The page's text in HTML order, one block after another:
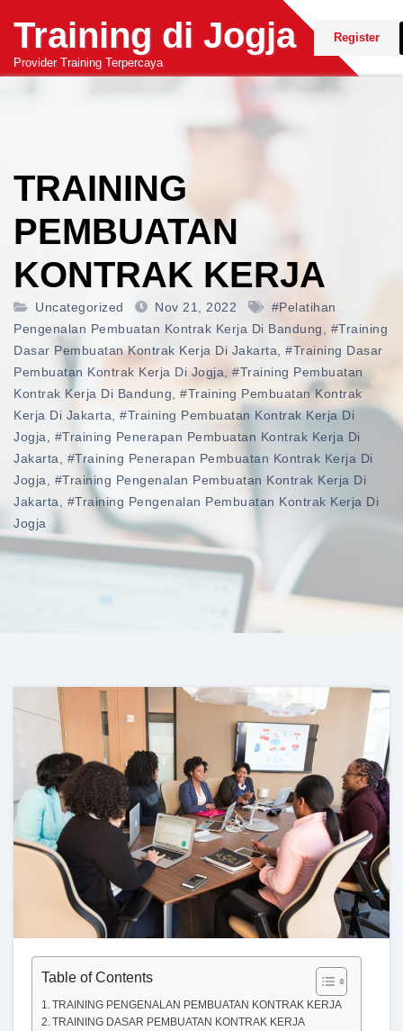
content
Training di Jogja
Provider Training Terpercaya
Register
TRAINING
PEMBUATAN
KONTRAK KERJA
Uncategorized Nov 21, 2022
#pelatihan
Pengenalan Pembuatan Kontrak Kerja Di Bandung
#training
Dasar Pembuatan Kontrak Kerja Di Jakarta
#training Dasar
Pembuatan Kontrak Kerja Di Jogja
#training Pembuatan
Kontrak Kerja Di Bandung
#training Pembuatan Kontrak
Kerja Di Jakarta
#training Pembuatan Kontrak Kerja Di
Jogja
#training Penerapan Pembuatan Kontrak Kerja Di
Jakarta
#training Penerapan Pembuatan Kontrak Kerja Di
Jogja
#training Pengenalan Pembuatan Kontrak Kerja Di
Jakarta
#training Pengenalan Pembuatan Kontrak Kerja Di
Jogja
Table of Contents
TRAINING PENGENALAN PEMBUATAN KONTRAK KERJA
TRAINING DASAR PEMBUATAN KONTRAK KERJA